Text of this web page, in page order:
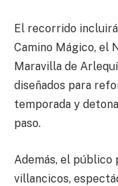
El recorrido
Camino Mágico, el
Maravilla de
diseñados para
temporada y
paso.
Además, el público
villancicos,